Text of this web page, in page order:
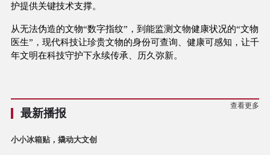
护提供关键技术支撑。
从无法伪造的文物“数字指纹”，到能监测文物健康状况的“文物
医生”，现代科技让珍贵文物的身份可查询、健康可感知，让千
年文明在科技守护下永续传承、历久弥新。
最新播报
查看更多
小小冰箱贴，撬动大文创